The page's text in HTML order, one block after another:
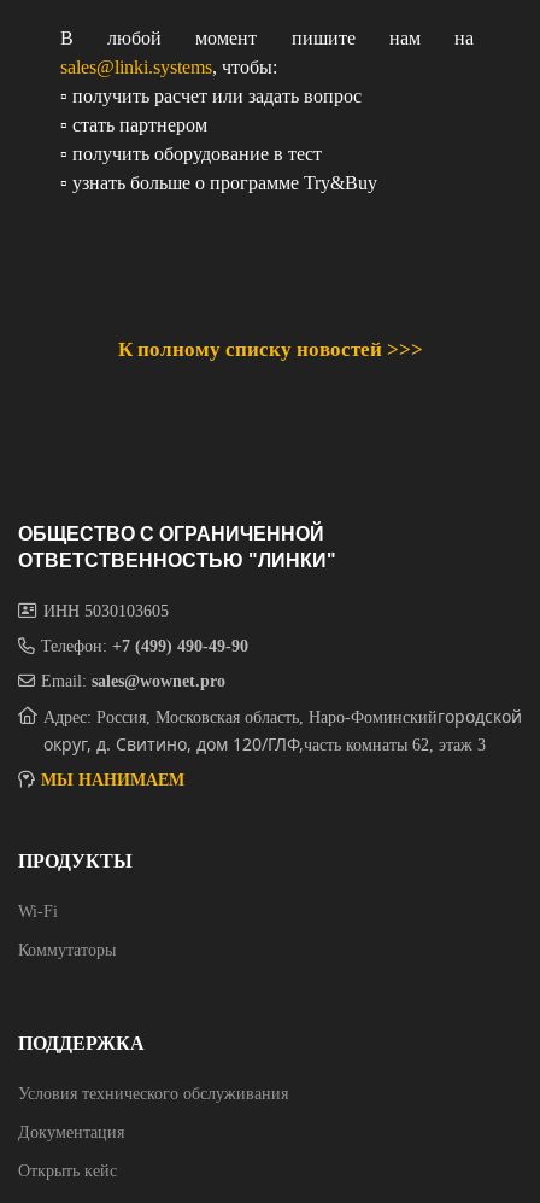
В любой момент пишите нам на
sales@linki.systems, чтобы:
▫️ получить расчет или задать вопрос
▫️ стать партнером
▫️ получить оборудование в тест
▫️ узнать больше о программе Try&Buy
К полному списку новостей >>>
ОБЩЕСТВО С ОГРАНИЧЕННОЙ
ОТВЕТСТВЕННОСТЬЮ "ЛИНКИ"
ИНН 5030103605
Телефон: +7 (499) 490-49-90
Email: sales@wownet.pro
Адрес: Россия, Московская область, Наро-Фоминскийгородской
округ, д. Свитино, дом 120/ГЛФ,часть комнаты 62, этаж 3
МЫ НАНИМАЕМ
ПРОДУКТЫ
Wi-Fi
Коммутаторы
ПОДДЕРЖКА
Условия технического обслуживания
Документация
Открыть кейс